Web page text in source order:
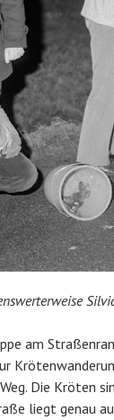
am
Die Kröten
liegt genau